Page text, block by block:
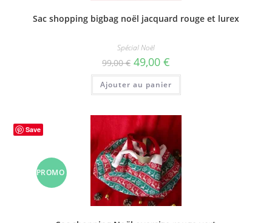
Sac shopping bigbag noël jacquard rouge et lurex
Spécial Noël
99,00€ Le
prix
initial
était :
99,00 €.
49,00 €
actuel
est :
49,00 €.
Ajouter au panier
Save
PROMO